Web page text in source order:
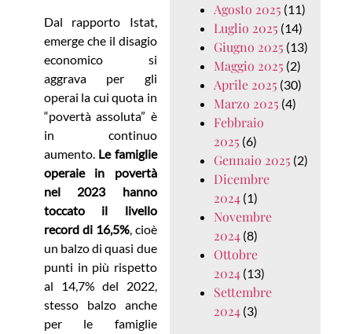
Dal rapporto Istat,
emerge che il disagio
economico si
aggrava per gli
operai la cui quota in
“povertà assoluta” è
in continuo
aumento. Le famiglie
operaie in povertà
nel 2023 hanno
toccato il livello
record di 16,5%, cioè
un balzo di quasi due
punti in più rispetto
al 14,7% del 2022,
stesso balzo anche
per le famiglie
Agosto 2025 (11)
Luglio 2025 (14)
Giugno 2025 (13)
Maggio 2025 (2)
Aprile 2025 (30)
Marzo 2025 (4)
Febbraio
2025 (6)
Gennaio 2025 (2)
Dicembre
2024(1)
Novembre
2024(8)
Ottobre
2024(13)
Settembre
2024(3)